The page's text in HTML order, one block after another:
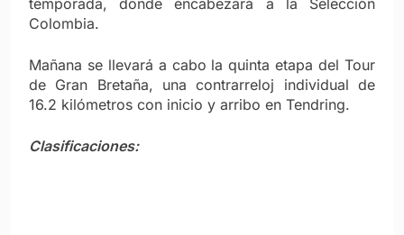
temporada, donde encabezará a la Selección
Colombia.
Mañana se llevará a cabo la quinta etapa del Tour
de Gran Bretaña, una contrarreloj individual de
16.2 kilómetros con inicio y arribo en Tendring.
Clasificaciones: